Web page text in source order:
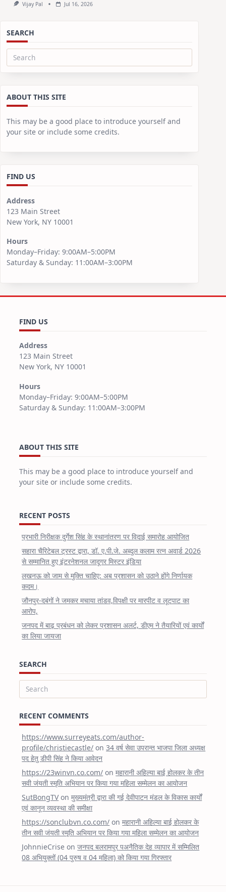
Vijay Pal Jul 16, 2026
SEARCH
Search
ABOUT THIS SITE
This may be a good place to introduce yourself and
your site or include some credits.
FIND US
Address
123 Main Street
New York, NY 10001
Hours
Monday–Friday: 9:00AM–5:00PM
Saturday & Sunday: 11:00AM–3:00PM
FIND US
Address
123 Main Street
New York, NY 10001
Hours
Monday–Friday: 9:00AM–5:00PM
Saturday & Sunday: 11:00AM–3:00PM
ABOUT THIS SITE
This may be a good place to introduce yourself and
your site or include some credits.
RECENT POSTS
प्रभारी निरीक्षक दुर्गेश सिंह के स्थानांतरण पर विदाई समारोह आयोजित
सहारा चैरिटेबल ट्रस्ट द्वारा, डॉ. ए.पी.जे. अब्दुल कलाम रत्न अवार्ड 2026
से सम्मानित हुए इंटरनेशनल जादूगर मिस्टर इंडिया
लखनऊ को जाम से मुक्ति चाहिए: अब प्रशासन को उठाने होंगे निर्णायक
कदम।
जौनपुर-दबंगों ने जमकर मचाया तांडव,विपक्षी पर मारपीट व लूटपाट का
आरोप,
जनपद में बाढ़ प्रबंधन को लेकर प्रशासन अलर्ट, डीएम ने तैयारियों एवं कार्यों
का लिया जायजा
SEARCH
Search
RECENT COMMENTS
https://www.surreyeats.com/author-
profile/christiecastle/ on34 वर्ष सेवा उपरान्त भाजपा जिला अध्यक्ष
पद हेतु डीपी सिंह ने किया आवेदन
https://23winvn.co.com/ onमहारानी अहिल्या बाई होलकर के तीन
सवी जंयती स्मृति अभियान पर किया गया महिला सम्मेलन का आयोजन
SutBongTVonमुख्यमंत्री द्वारा की गई देवीपाटन मंडल के विकास कार्यों
एवं कानून व्यवस्था की समीक्षा
https://sonclubvn.co.com/ onमहारानी अहिल्या बाई होलकर के
तीन सवी जंयती स्मृति अभियान पर किया गया महिला सम्मेलन का आयोजन
JohnnieCrise onजनपद बलरामपुर पअनैतिक देह व्यापार में सम्मिलित
08 अभियुक्तों (04 पुरुष व 04 महिला) को किया गया गिरफ्तार